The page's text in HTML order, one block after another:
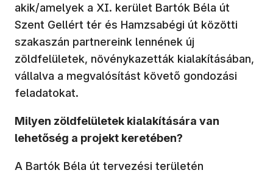
akik/amelyek a XI. kerület Bartók Béla út
Szent Gellért tér és Hamzsabégi út közötti
szakaszán partnereink lennének új
zöldfelületek, növénykazetták kialakításában,
vállalva a megvalósítást követő gondozási
feladatokat.
Milyen zöldfelületek kialakítására van
lehetőség a projekt keretében?
A Bartók Béla út tervezési területén